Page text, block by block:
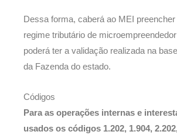
Dessa forma, caberá ao MEI
regime tributário de
poderá ter a validação realizada na
da Fazenda do estado.
Códigos
Para as operações internas e
usados os códigos 1.202, 1.904,